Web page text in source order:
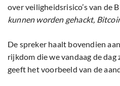
over veiligheidsrisico’s van de
kunnen worden gehackt,
De spreker haalt bovendien
rijkdom die we vandaag de
geeft het voorbeeld van de